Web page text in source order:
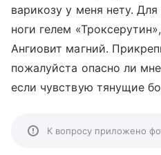
варикозу у меня нету.
ноги гелем
Ангиовит магний.
пожалуйста опасно ли
если чувствую тянущие
К вопросу приложено